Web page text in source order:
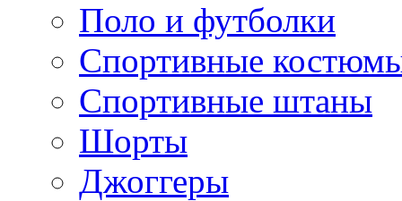
Поло и футболки
Спортивные
Спортивные штаны
Шорты
Джоггеры